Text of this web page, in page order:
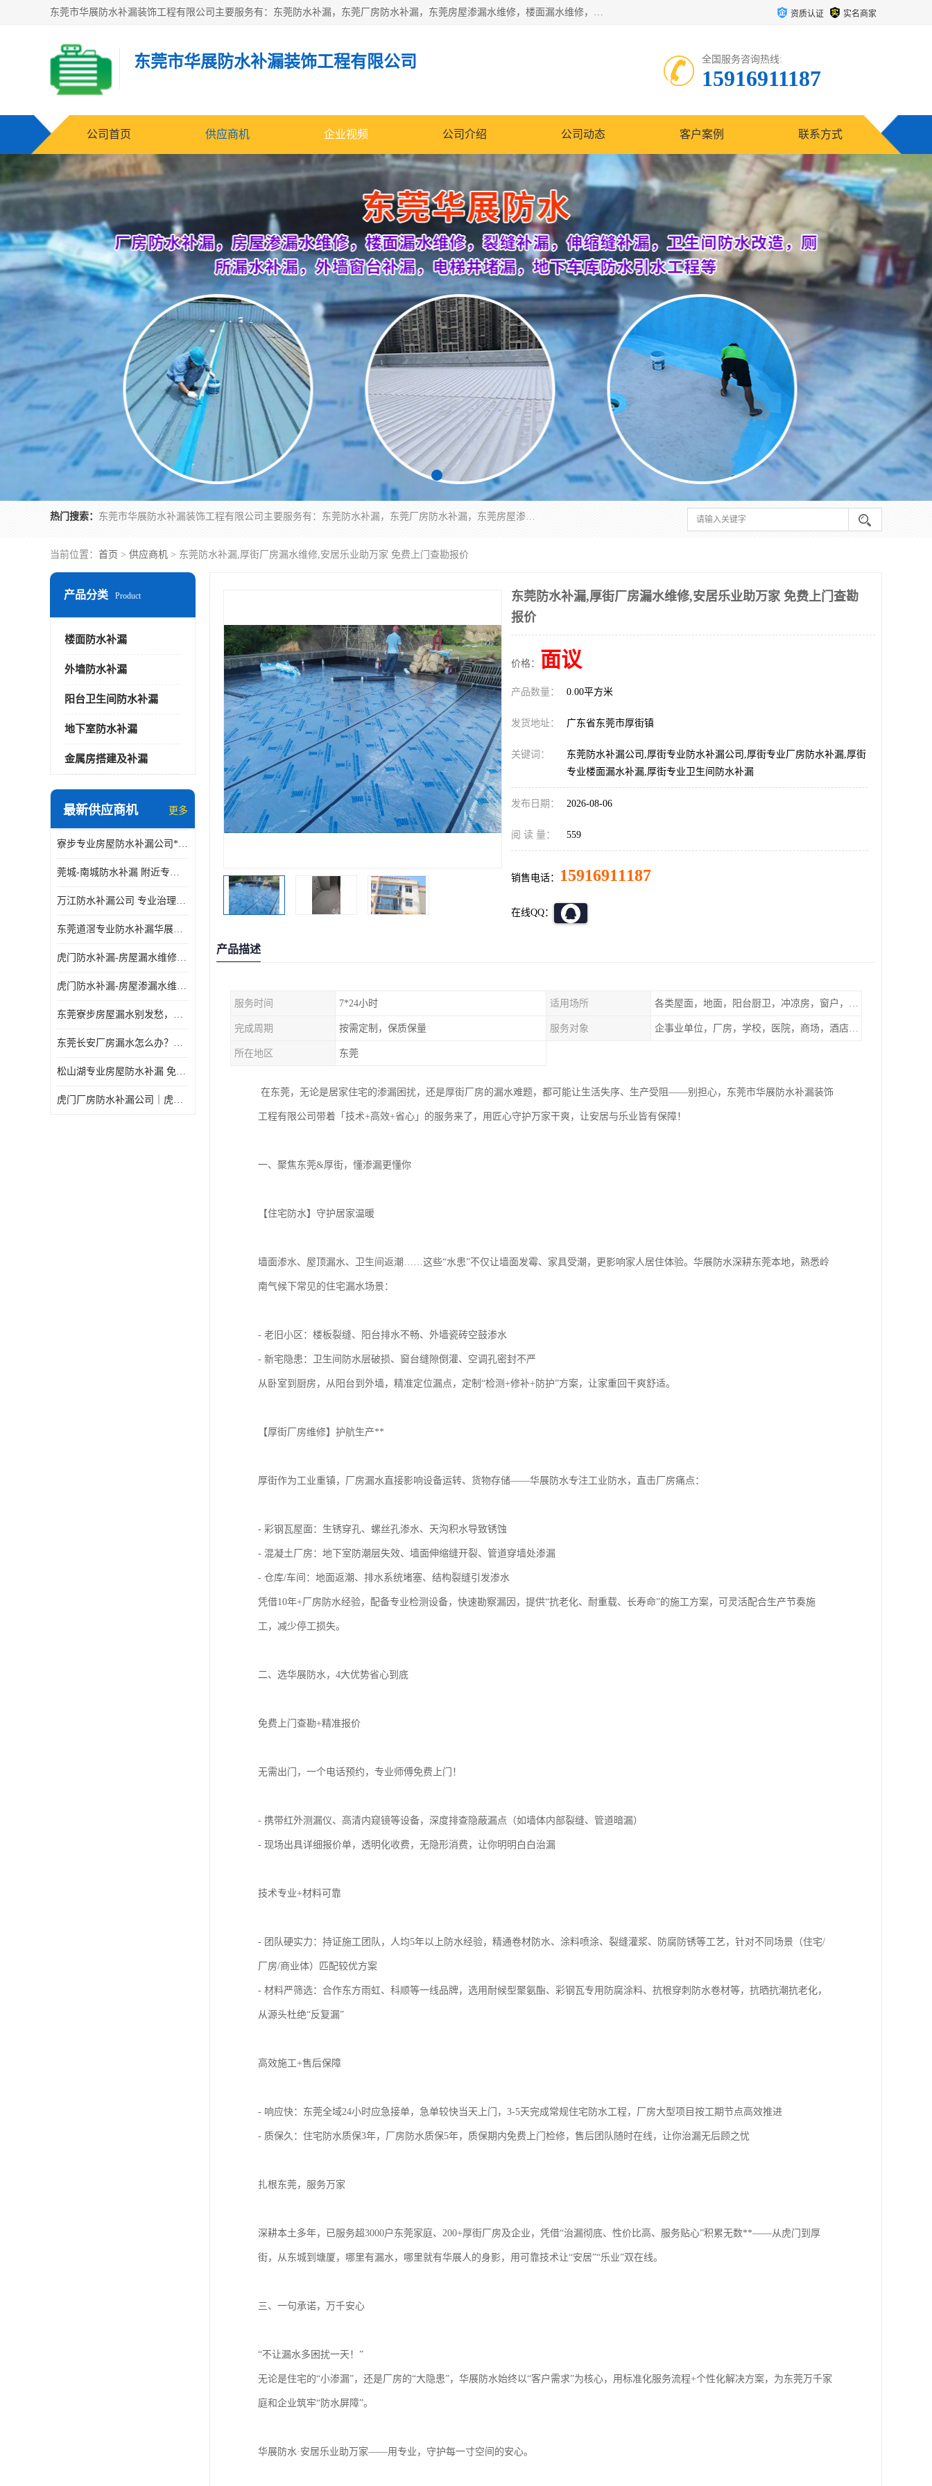
东莞市华展防水补漏装饰工程有限公司主要服务有：东莞防水补漏，东莞厂房防水补漏，东莞房屋渗漏水维修，楼面漏水维修，裂缝补漏，伸缩缝补漏，卫生间防水改造，厕所漏水补漏，外墙窗台补漏，电梯井堵漏，地下车库防水引水工程等 资质认证 实名商家
东莞市华展防水补漏装饰工程有限公司 全国服务咨询热线:
15916911187
公司首页 供应商机 企业视频 公司介绍 公司动态 客户案例 联系方式
热门搜索： 东莞市华展防水补漏装饰工程有限公司主要服务有：东莞防水补漏，东莞厂房防水补漏，东莞房屋渗漏水维修，楼面漏水维修，裂缝补漏，伸缩缝补漏，卫生间防水改造，厕所漏水补漏，外墙窗台补漏，电梯井堵漏，地下车库防水引水工程等
当前位置： 首页 > 供应商机 > 东莞防水补漏,厚街厂房漏水维修,安居乐业助万家 免费上门查勘报价
产品分类 Product
楼面防水补漏
外墙防水补漏
阳台卫生间防水补漏
地下室防水补漏
金属房搭建及补漏
最新供应商机 更多
寮步专业房屋防水补漏公司*华展防水，值得信赖的选择
莞城-南城防水补漏 附近专修房屋漏水 免费上门看现场 修不好不收费
万江防水补漏公司 专业治理各项建筑物渗漏水 精准选材 快速止水
东莞道滘专业防水补漏华展防水更专业，及时高效，五年质保
虎门防水补漏-房屋漏水维修 免费上门提供方案 高效解决渗漏水问题
虎门防水补漏-房屋渗漏水维修 免费上门提供方案 验收合格再收费
东莞寮步房屋漏水别发愁，华展防水为您解烦忧！
东莞长安厂房漏水怎么办？华展防水24小时解决渗漏难题
松山湖专业房屋防水补漏 免费上门看现场，快速提供可靠方案
虎门厂房防水补漏公司｜虎门专修厂房渗漏水｜虎门楼面漏水补漏
东莞防水补漏,厚街厂房漏水维修,安居乐业助万家 免费上门查勘
报价
价格： 面议
产品数量： 0.00平方米
发货地址： 广东省东莞市厚街镇
关键词：
东莞防水补漏公司,厚街专业防水补漏公司,厚街专业厂房防水补漏,厚街
专业楼面漏水补漏,厚街专业卫生间防水补漏
发布日期： 2026-08-06
阅 读 量： 559
销售电话： 15916911187
在线QQ：
产品描述
服务时间 7*24小时 适用场所 各类屋面，地面，阳台厨卫，冲凉房，窗户，地下室等
完成周期 按需定制，保质保量 服务对象 企事业单位，厂房，学校，医院，商场，酒店，小区物业，商家居民住户等
所在地区 东莞
在东莞，无论是居家住宅的渗漏困扰，还是厚街厂房的漏水难题，都可能让生活失序、生产受阻——别担心，东莞市华展防水补漏装饰
工程有限公司带着「技术+高效+省心」的服务来了，用匠心守护万家干爽，让安居与乐业皆有保障！
一、聚焦东莞&厚街，懂渗漏更懂你
【住宅防水】守护居家温暖
墙面渗水、屋顶漏水、卫生间返潮……这些“水患”不仅让墙面发霉、家具受潮，更影响家人居住体验。华展防水深耕东莞本地，熟悉岭
南气候下常见的住宅漏水场景：
- 老旧小区：楼板裂缝、阳台排水不畅、外墙瓷砖空鼓渗水
- 新宅隐患：卫生间防水层破损、窗台缝隙倒灌、空调孔密封不严
从卧室到厨房，从阳台到外墙，精准定位漏点，定制“检测+修补+防护”方案，让家重回干爽舒适。
【厚街厂房维修】护航生产**
厚街作为工业重镇，厂房漏水直接影响设备运转、货物存储——华展防水专注工业防水，直击厂房痛点：
- 彩钢瓦屋面：生锈穿孔、螺丝孔渗水、天沟积水导致锈蚀
- 混凝土厂房：地下室防潮层失效、墙面伸缩缝开裂、管道穿墙处渗漏
- 仓库/车间：地面返潮、排水系统堵塞、结构裂缝引发渗水
凭借10年+厂房防水经验，配备专业检测设备，快速勘察漏因，提供“抗老化、耐重载、长寿命”的施工方案，可灵活配合生产节奏施
工，减少停工损失。
二、选华展防水，4大优势省心到底
免费上门查勘+精准报价
无需出门，一个电话预约，专业师傅免费上门！
- 携带红外测漏仪、高清内窥镜等设备，深度排查隐蔽漏点（如墙体内部裂缝、管道暗漏）
- 现场出具详细报价单，透明化收费，无隐形消费，让你明明白白治漏
技术专业+材料可靠
- 团队硬实力：持证施工团队，人均5年以上防水经验，精通卷材防水、涂料喷涂、裂缝灌浆、防腐防锈等工艺，针对不同场景（住宅/
厂房/商业体）匹配较优方案
- 材料严筛选：合作东方雨虹、科顺等一线品牌，选用耐候型聚氨酯、彩钢瓦专用防腐涂料、抗根穿刺防水卷材等，抗晒抗潮抗老化，
从源头杜绝“反复漏”
高效施工+售后保障
- 响应快：东莞全域24小时应急接单，急单较快当天上门，3-5天完成常规住宅防水工程，厂房大型项目按工期节点高效推进
- 质保久：住宅防水质保3年，厂房防水质保5年，质保期内免费上门检修，售后团队随时在线，让你治漏无后顾之忧
扎根东莞，服务万家
深耕本土多年，已服务超3000户东莞家庭、200+厚街厂房及企业，凭借“治漏彻底、性价比高、服务贴心”积累无数**——从虎门到厚
街，从东城到塘厦，哪里有漏水，哪里就有华展人的身影，用可靠技术让“安居”“乐业”双在线。
三、一句承诺，万千安心
“不让漏水多困扰一天！”
无论是住宅的“小渗漏”，还是厂房的“大隐患”，华展防水始终以“客户需求”为核心，用标准化服务流程+个性化解决方案，为东莞万千家
庭和企业筑牢“防水屏障”。
华展防水·安居乐业助万家——用专业，守护每一寸空间的安心。